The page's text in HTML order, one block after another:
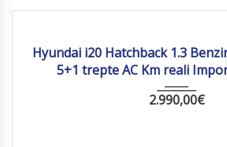
Hyundai i20 Hatchback 1.3
5+1 trepte AC Km reali
2.990,00€